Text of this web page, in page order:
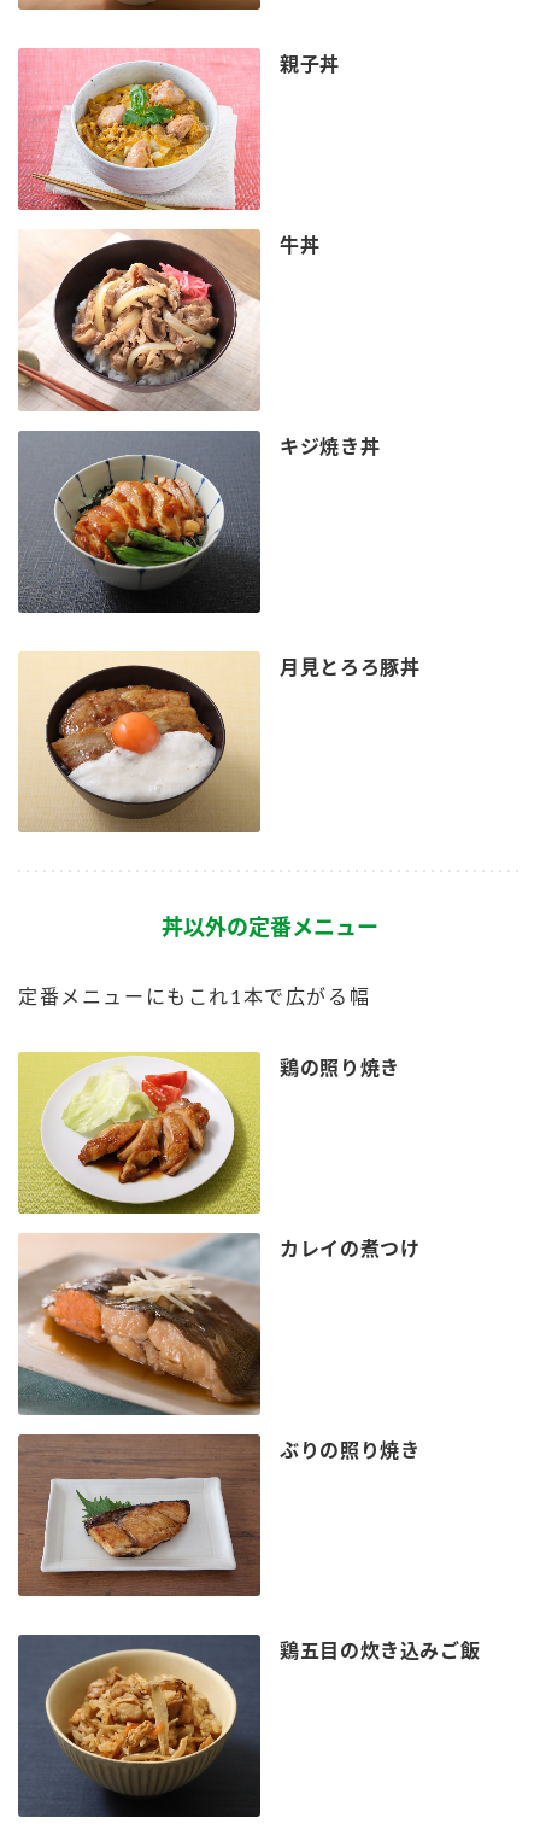
親子丼
牛丼
キジ焼き丼
月見とろろ豚丼
丼以外の定番メニュー
定番メニューにもこれ1本で広がる幅
鶏の照り焼き
カレイの煮つけ
ぶりの照り焼き
鶏五目の炊き込みご飯